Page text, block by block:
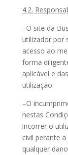
4.2.
–O site da
utilizador por
acesso ao
forma
aplicável e
utilização.
–O
nestas
incorrer o
civil perante
qualquer